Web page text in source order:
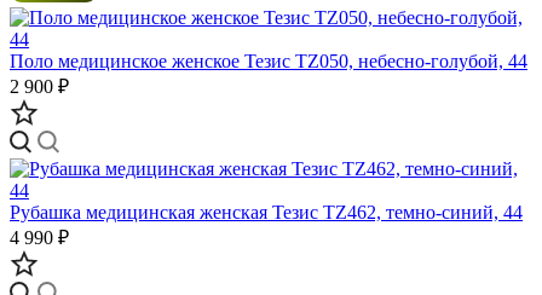
Поло медицинское женское Тезис TZ050, небесно-голубой, 44
2 900 ₽
Рубашка медицинская женская Тезис TZ462, темно-синий, 44
4 990 ₽